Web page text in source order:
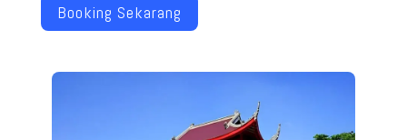
Booking Sekarang